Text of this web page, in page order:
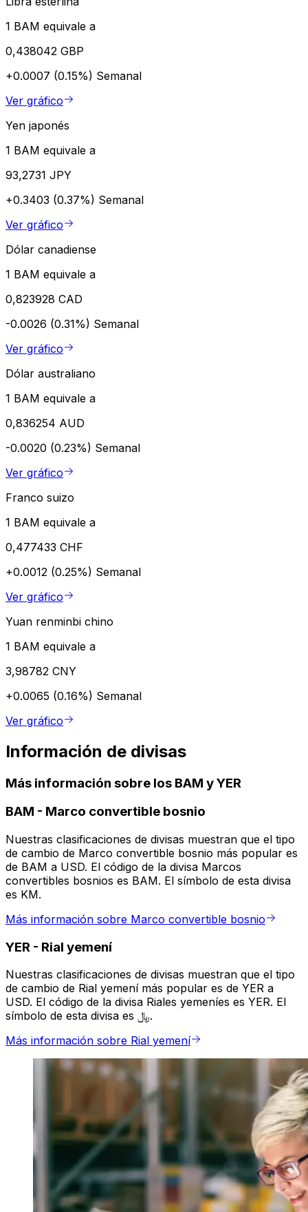
1 BAM equivale a
0,438042 GBP
+0.0007 (0.15%) Semanal
Ver gráfico
Yen japonés
1 BAM equivale a
93,2731 JPY
+0.3403 (0.37%) Semanal
Ver gráfico
Dólar canadiense
1 BAM equivale a
0,823928 CAD
-0.0026 (0.31%) Semanal
Ver gráfico
Dólar australiano
1 BAM equivale a
0,836254 AUD
-0.0020 (0.23%) Semanal
Ver gráfico
Franco suizo
1 BAM equivale a
0,477433 CHF
+0.0012 (0.25%) Semanal
Ver gráfico
Yuan renminbi chino
1 BAM equivale a
3,98782 CNY
+0.0065 (0.16%) Semanal
Ver gráfico
Información de divisas
Más información sobre los BAM y YER
BAM - Marco convertible bosnio
Nuestras clasificaciones de divisas muestran que el tipo
de cambio de Marco convertible bosnio más popular es
de BAM a USD. El código de la divisa Marcos
convertibles bosnios es BAM. El símbolo de esta divisa
es KM.
Más información sobre Marco convertible bosnio
YER - Rial yemení
Nuestras clasificaciones de divisas muestran que el tipo
de cambio de Rial yemení más popular es de YER a
USD. El código de la divisa Riales yemeníes es YER. El
símbolo de esta divisa es ﷼.
Más información sobre Rial yemení